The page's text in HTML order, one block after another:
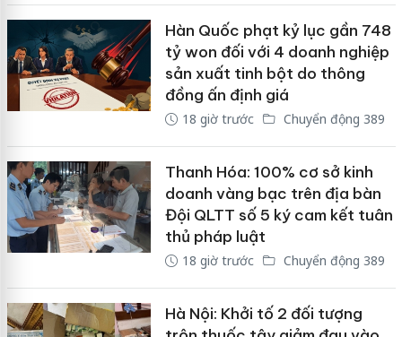
Hàn Quốc phạt kỷ lục gần 748
tỷ won đối với 4 doanh nghiệp
sản xuất tinh bột do thông
đồng ấn định giá
18 giờ trước Chuyển động 389
Thanh Hóa: 100% cơ sở kinh
doanh vàng bạc trên địa bàn
Đội QLTT số 5 ký cam kết tuân
thủ pháp luật
18 giờ trước Chuyển động 389
Hà Nội: Khởi tố 2 đối tượng